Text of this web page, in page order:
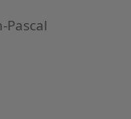
Pascal